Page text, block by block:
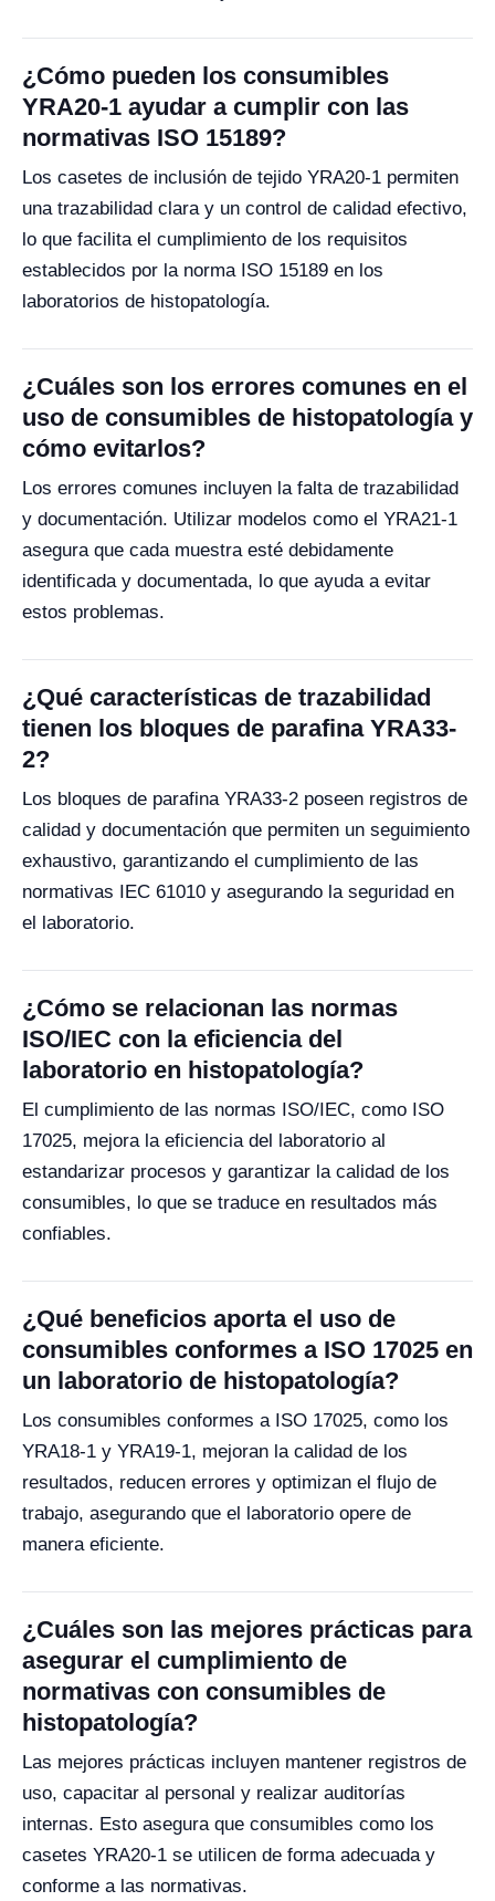
¿Cómo pueden los consumibles
YRA20-1 ayudar a cumplir con las
normativas ISO 15189?
Los casetes de inclusión de tejido YRA20-1 permiten
una trazabilidad clara y un control de calidad efectivo,
lo que facilita el cumplimiento de los requisitos
establecidos por la norma ISO 15189 en los
laboratorios de histopatología.
¿Cuáles son los errores comunes en el
uso de consumibles de histopatología y
cómo evitarlos?
Los errores comunes incluyen la falta de trazabilidad
y documentación. Utilizar modelos como el YRA21-1
asegura que cada muestra esté debidamente
identificada y documentada, lo que ayuda a evitar
estos problemas.
¿Qué características de trazabilidad
tienen los bloques de parafina YRA33-
2?
Los bloques de parafina YRA33-2 poseen registros de
calidad y documentación que permiten un seguimiento
exhaustivo, garantizando el cumplimiento de las
normativas IEC 61010 y asegurando la seguridad en
el laboratorio.
¿Cómo se relacionan las normas
ISO/IEC con la eficiencia del
laboratorio en histopatología?
El cumplimiento de las normas ISO/IEC, como ISO
17025, mejora la eficiencia del laboratorio al
estandarizar procesos y garantizar la calidad de los
consumibles, lo que se traduce en resultados más
confiables.
¿Qué beneficios aporta el uso de
consumibles conformes a ISO 17025 en
un laboratorio de histopatología?
Los consumibles conformes a ISO 17025, como los
YRA18-1 y YRA19-1, mejoran la calidad de los
resultados, reducen errores y optimizan el flujo de
trabajo, asegurando que el laboratorio opere de
manera eficiente.
¿Cuáles son las mejores prácticas para
asegurar el cumplimiento de
normativas con consumibles de
histopatología?
Las mejores prácticas incluyen mantener registros de
uso, capacitar al personal y realizar auditorías
internas. Esto asegura que consumibles como los
casetes YRA20-1 se utilicen de forma adecuada y
conforme a las normativas.